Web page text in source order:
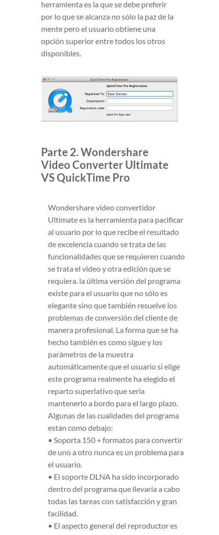
herramienta es la que se debe preferir
por lo que se alcanza no sólo la paz de la
mente pero el usuario obtiene una
opción superior entre todos los otros
disponibles.
Parte 2. Wondershare
Video Converter Ultimate
VS QuickTime Pro
Wondershare vídeo convertidor
Ultimate es la herramienta para pacificar
al usuario por lo que recibe el resultado
de excelencia cuando se trata de las
funcionalidades que se requieren cuando
se trata el video y otra edición que se
requiera. la última versión del programa
existe para el usuario que no sólo es
elegante sino que también resuelve los
problemas de conversión del cliente de
manera profesional. La forma que se ha
hecho también es como sigue y los
parámetros de la muestra
automáticamente que el usuario si elige
este programa realmente ha elegido el
reparto superlativo que sería
mantenerlo a bordo para el largo plazo.
Algunas de las cualidades del programa
están como debajo:
• Soporta 150 + formatos para convertir
de uno a otro nunca es un problema para
el usuario.
• El soporte DLNA ha sido incorporado
dentro del programa que llevaría a cabo
todas las tareas con satisfacción y gran
facilidad.
• El aspecto general del reproductor es